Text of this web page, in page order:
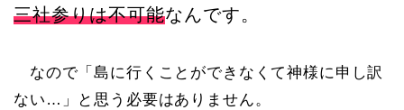
三社参りは不可能なんです。
なので「島に行くことができなくて神様に申し訳
ない…」と思う必要はありません。